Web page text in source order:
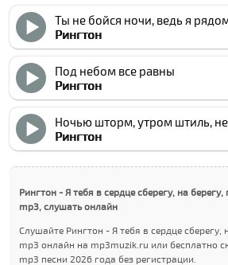
Ты не бойся ночи, ведь я
Рингтон
Под небом все равны
Рингтон
Рингтон
Рингтон - Я тебя в сердце сберегу, на берегу,
mp3, слушать онлайн
Слушайте Рингтон - Я тебя в сердце сберегу,
mp3 онлайн на mp3muzik.ru или бесплатно
mp3 песни 2026 года без регистрации.